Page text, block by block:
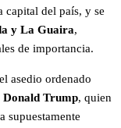
capital del país, y se
y La Guaira,
de importancia.
asedio ordenado
Donald Trump, quien
supuestamente